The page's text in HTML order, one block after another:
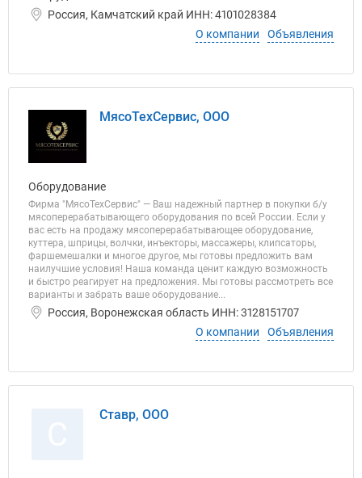
Россия, Камчатский край ИНН: 4101028384
О компании
Объявления
МясоТехСервис, ООО
Оборудование
Фирма "МясоТехСервис" — Ваш надежный партнер в покупки б/у
мясоперерабатывающего оборудования по всей России. Если у
вас есть на продажу мясоперерабатывающее оборудование,
куттера, шприцы, волчки, инъекторы, массажеры, клипсаторы,
фаршемешалки и многое другое, мы готовы предложить вам
наилучшие условия! Наша команда ценит каждую возможность
и быстро реагирует на предложения. Мы готовы рассмотреть все
варианты и забрать ваше оборудование...
Россия, Воронежская область ИНН: 3128151707
О компании
Объявления
Ставр, ООО